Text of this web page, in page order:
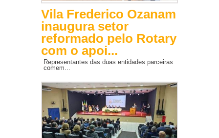
Vila Frederico Ozanam
inaugura setor
reformado pelo Rotary
com o apoi...
Representantes das duas entidades parceiras
comem...